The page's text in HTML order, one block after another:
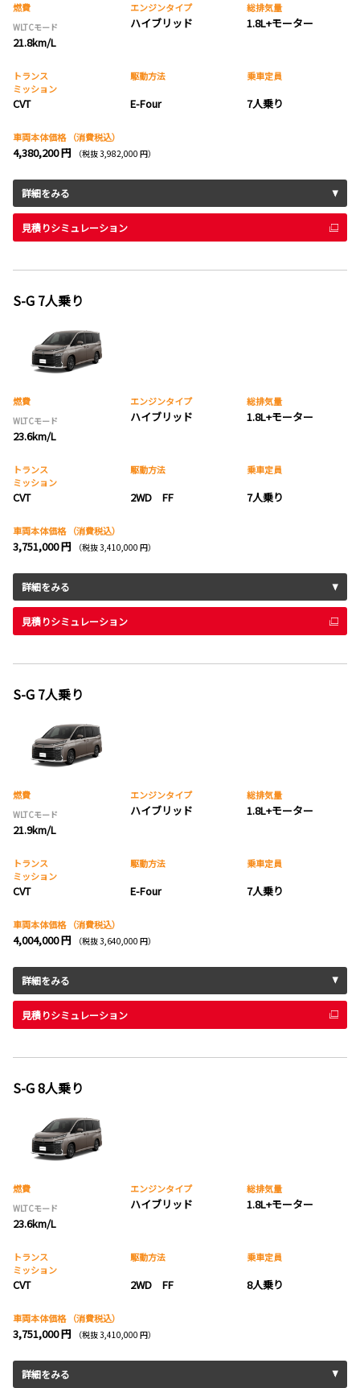
燃費
WLTCモード
21.8km/L
エンジンタイプ
ハイブリッド
総排気量
1.8L+モーター
トランス
ミッション
CVT
駆動方法
E-Four
乗車定員
7人乗り
車両本体価格 （消費税込）
4,380,200 円 （税抜 3,982,000 円）
詳細をみる
見積りシミュレーション
S-G 7人乗り
燃費
WLTCモード
23.6km/L
エンジンタイプ
ハイブリッド
総排気量
1.8L+モーター
トランス
ミッション
CVT
駆動方法
2WD FF
乗車定員
7人乗り
車両本体価格 （消費税込）
3,751,000 円 （税抜 3,410,000 円）
詳細をみる
見積りシミュレーション
S-G 7人乗り
燃費
WLTCモード
21.9km/L
エンジンタイプ
ハイブリッド
総排気量
1.8L+モーター
トランス
ミッション
CVT
駆動方法
E-Four
乗車定員
7人乗り
車両本体価格 （消費税込）
4,004,000 円 （税抜 3,640,000 円）
詳細をみる
見積りシミュレーション
S-G 8人乗り
燃費
WLTCモード
23.6km/L
エンジンタイプ
ハイブリッド
総排気量
1.8L+モーター
トランス
ミッション
CVT
駆動方法
2WD FF
乗車定員
8人乗り
車両本体価格 （消費税込）
3,751,000 円 （税抜 3,410,000 円）
詳細をみる